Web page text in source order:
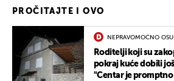
PROČITAJTE I OVO
NEPRAVOMOĆNO
Roditelji koji su
pokraj kuće dobili
"Centar je